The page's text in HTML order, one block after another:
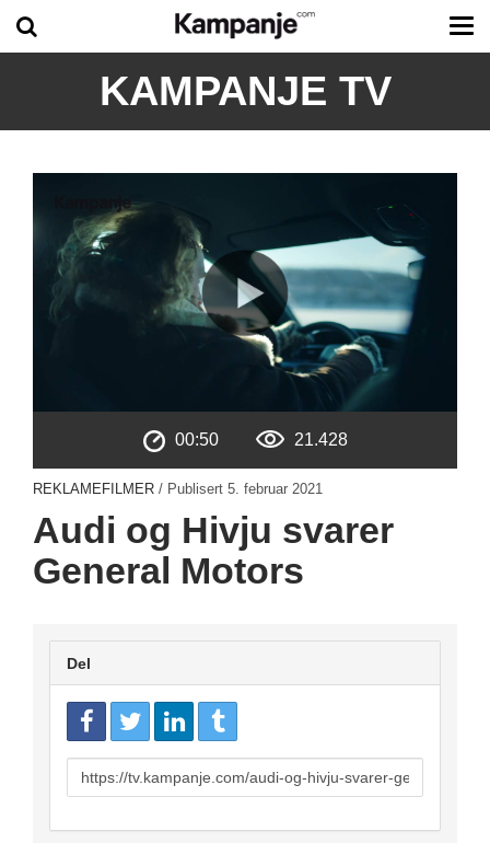
KAMPANJE TV
00:50 21.428
REKLAMEFILMER / Publisert 5. februar 2021
Audi og Hivju svarer
General Motors
Del
URL
to